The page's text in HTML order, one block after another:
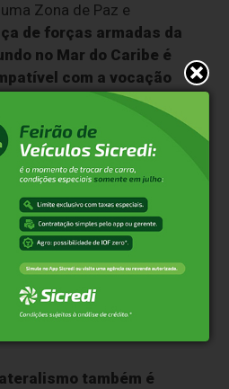
Zona de Paz e
de forças armadas da
no Mar do Caribe é
com a vocação
reforçou o convite aos
30ª Conferência das
Mudanças Climáticas de
em novembro próximo.
de um Conselho de
que articule diferentes
que hoje “se
também é